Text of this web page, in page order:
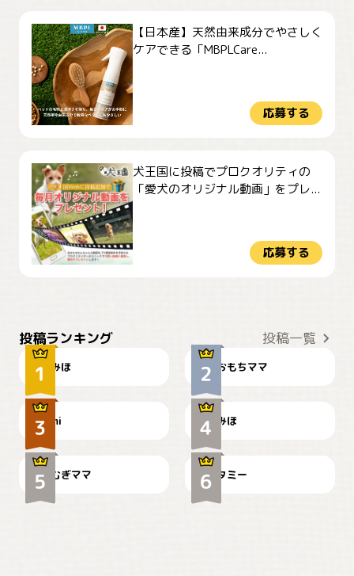
【日本産】天然由来成分でやさしく
ケアできる「MBPLCare...
応募する
犬王国に投稿でプロクオリティの
「愛犬のオリジナル動画」をプレ...
応募する
投稿ランキング 投稿一覧
みほ おもちママ
可愛い？
mi
見てるぞぉ
みほ
🌻とむぎ！
むぎママ
ドーベルマンのお友達邸に
て
タミー